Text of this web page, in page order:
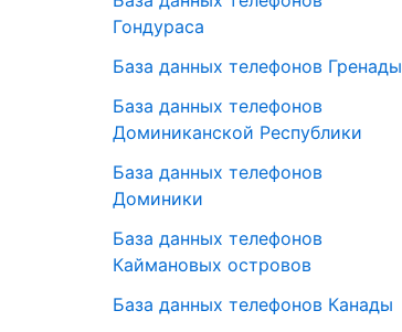
Гондураса
База данных телефонов Гренады
База данных телефонов
Доминиканской Республики
База данных телефонов
Доминики
База данных телефонов
Каймановых островов
База данных телефонов Канады